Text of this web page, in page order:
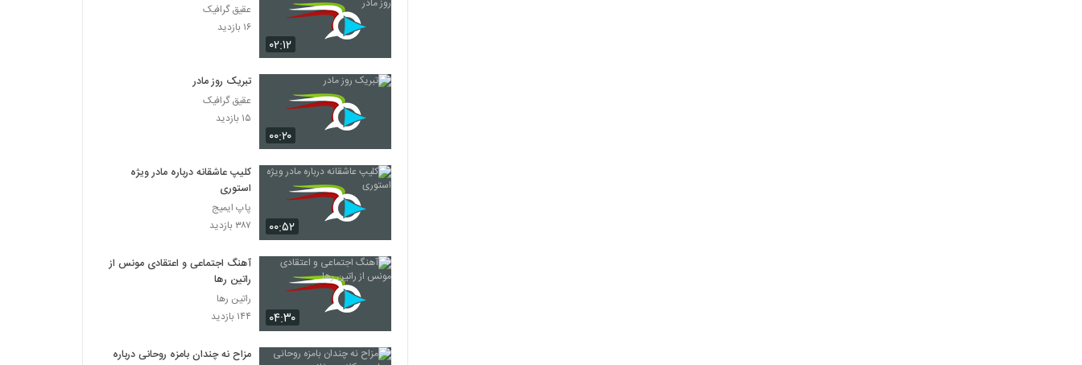
۰۲:۱۲
عقیق گرافیک
۱۶ بازدید
۰۰:۲۰
تبریک روز مادر
عقیق گرافیک
۱۵ بازدید
۰۰:۵۲
کلیپ عاشقانه درباره مادر ویژه
استوری
پاپ ایمیج
۳۸۷ بازدید
۰۴:۳۰
آهنگ اجتماعی و اعتقادی مونس از
راتین رها
راتین رها
۱۴۴ بازدید
مزاح نه چندان بامزه روحانی درباره